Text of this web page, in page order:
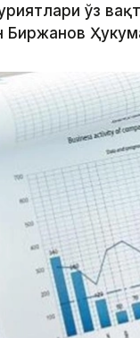
ўз
Биржанов